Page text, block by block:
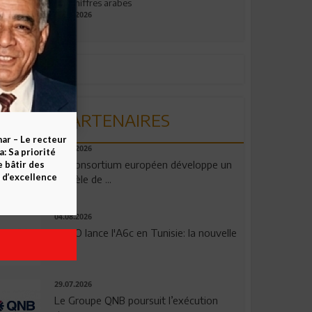
aux chiffres arabes
09.07.2026
PARTENAIRES
06.08.2026
Un consortium européen développe un
modèle de ...
04.08.2026
OPPO lance l'A6c en Tunisie: la nouvelle
29.07.2026
Le Groupe QNB poursuit l’exécution
– Le recteur
Sa priorité
bâtir des